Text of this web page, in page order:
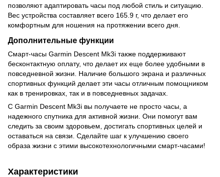
позволяют адаптировать часы под любой стиль и ситуацию.
Вес устройства составляет всего 165.9 г, что делает его
комфортным для ношения на протяжении всего дня.
Дополнительные функции
Смарт-часы Garmin Descent Mk3i также поддерживают
бесконтактную оплату, что делает их еще более удобными в
повседневной жизни. Наличие большого экрана и различных
спортивных функций делает эти часы отличным помощником
как в тренировках, так и в повседневных задачах.
С Garmin Descent Mk3i вы получаете не просто часы, а
надежного спутника для активной жизни. Они помогут вам
следить за своим здоровьем, достигать спортивных целей и
оставаться на связи. Сделайте шаг к улучшению своего
образа жизни с этими высокотехнологичными смарт-часами!
Характеристики